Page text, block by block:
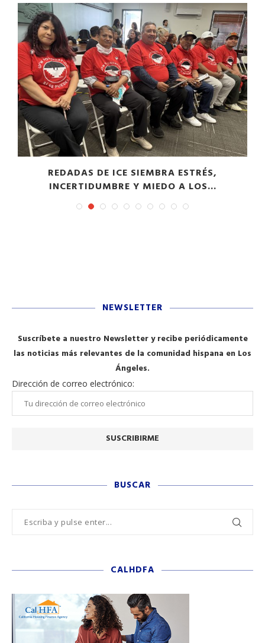
​REDADAS DE ICE SIEMBRA ESTRÉS,
INCERTIDUMBRE Y MIEDO A LOS...
NEWSLETTER
Suscríbete a nuestro Newsletter y recibe periódicamente
las noticias más relevantes de la comunidad hispana en Los
Ángeles.
Dirección de correo electrónico:
BUSCAR
CALHDFA